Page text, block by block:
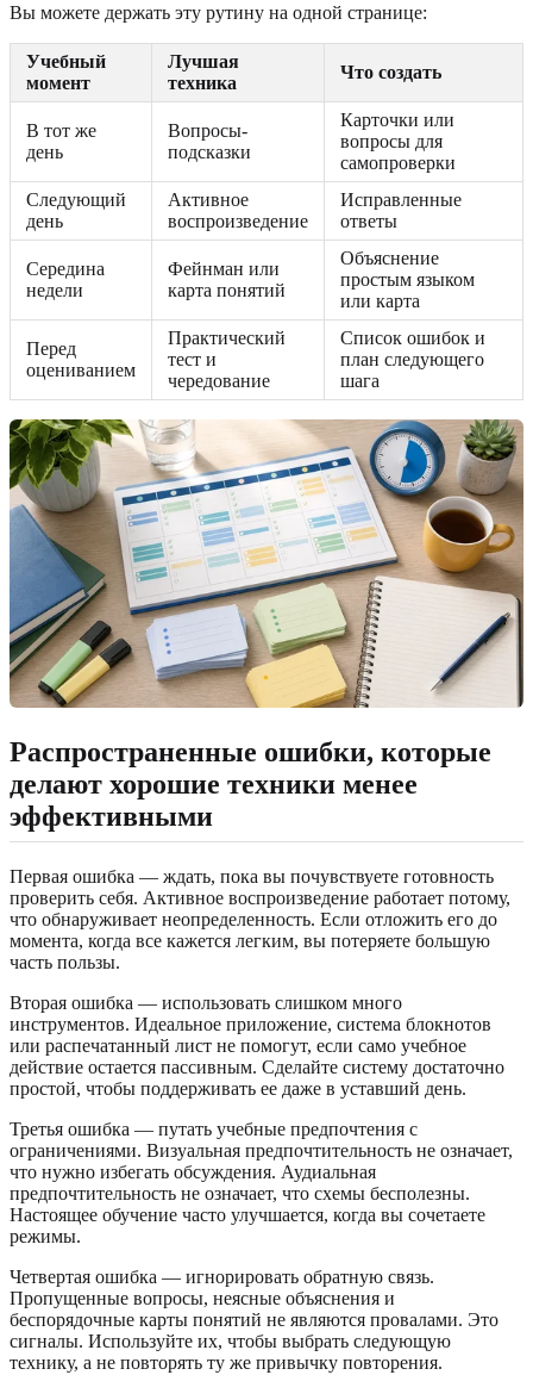
Вы можете держать эту рутину на одной странице:
Учебный
момент
Лучшая
техника
Что создать
В тот же
день
Вопросы-
подсказки
Карточки или
вопросы для
самопроверки
Следующий
день
Активное
воспроизведение
Исправленные
ответы
Середина
недели
Фейнман или
карта понятий
Объяснение
простым языком
или карта
Перед
оцениванием
Практический
тест и
чередование
Список ошибок и
план следующего
шага
Распространенные ошибки, которые
делают хорошие техники менее
эффективными
Первая ошибка — ждать, пока вы почувствуете готовность
проверить себя. Активное воспроизведение работает потому,
что обнаруживает неопределенность. Если отложить его до
момента, когда все кажется легким, вы потеряете большую
часть пользы.
Вторая ошибка — использовать слишком много
инструментов. Идеальное приложение, система блокнотов
или распечатанный лист не помогут, если само учебное
действие остается пассивным. Сделайте систему достаточно
простой, чтобы поддерживать ее даже в уставший день.
Третья ошибка — путать учебные предпочтения с
ограничениями. Визуальная предпочтительность не означает,
что нужно избегать обсуждения. Аудиальная
предпочтительность не означает, что схемы бесполезны.
Настоящее обучение часто улучшается, когда вы сочетаете
режимы.
Четвертая ошибка — игнорировать обратную связь.
Пропущенные вопросы, неясные объяснения и
беспорядочные карты понятий не являются провалами. Это
сигналы. Используйте их, чтобы выбрать следующую
технику, а не повторять ту же привычку повторения.